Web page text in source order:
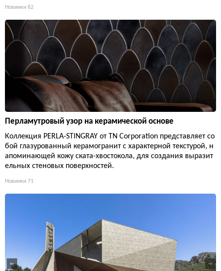
Новинки 62
Перламутровый узор на керамической основе
Коллекция PERLA-STINGRAY от TN Corporation представляет со
бой глазурованный керамогранит с характерной текстурой, н
апоминающей кожу ската-хвостокола, для создания выразит
ельных стеновых поверхностей.
Новинки 71